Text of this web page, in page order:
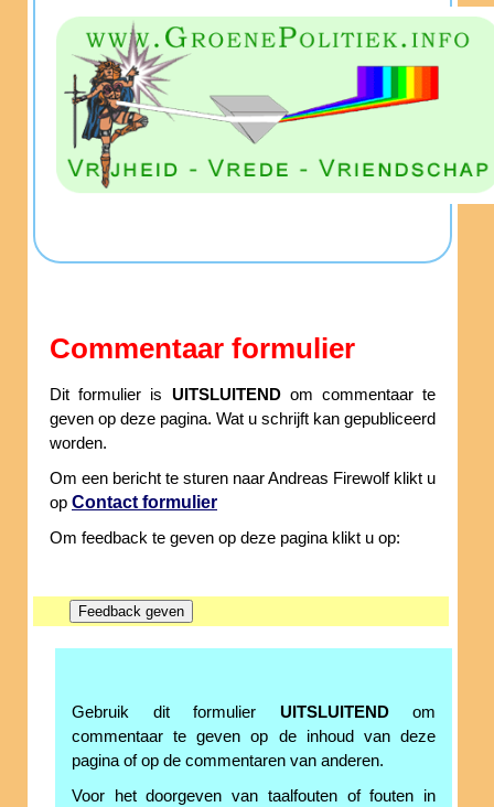
Commentaar formulier
Dit formulier is UITSLUITENDom commentaar te
geven op deze pagina. Wat u schrijft kan gepubliceerd
worden.
Om een bericht te sturen naar Andreas Firewolf klikt u
op Contact formulier
Om feedback te geven op deze pagina klikt u op:
Gebruik dit formulier UITSLUITENDom
commentaar te geven op de inhoud van deze
pagina of op de commentaren van anderen.
Voor het doorgeven van taalfouten of fouten in